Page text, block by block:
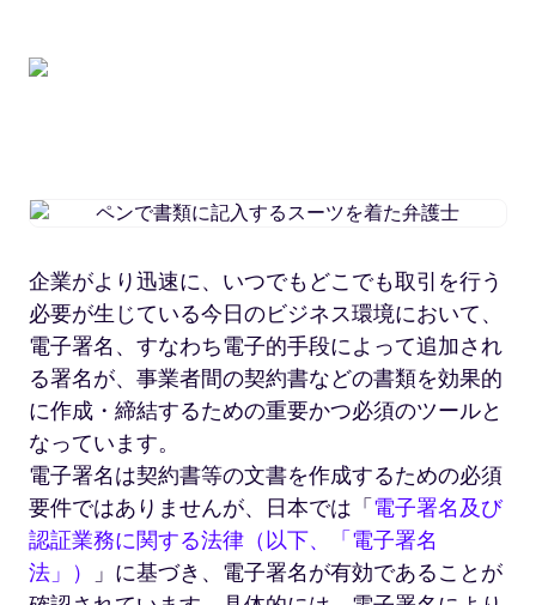
ペ
書
類
に
記
入
す
ス
ー
ツ
を
着
企業がより迅速に、いつでもどこでも取引を行う
必要が生じている今日のビジネス環境において、
電子署名、すなわち電子的手段によって追加され
る署名が、事業者間の契約書などの書類を効果的
に作成・締結するための重要かつ必須のツールと
なっています。
電子署名は契約書等の文書を作成するための必須
要件ではありませんが、日本では「電子署名及び
認証業務に関する法律（以下、「電子署名
法」） 」に基づき、電子署名が有効であることが